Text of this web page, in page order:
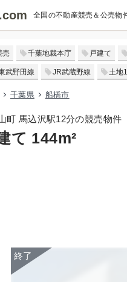
全国の不動産競売＆公売物
売 千葉地裁本庁 戸建て
武野田線 JR武蔵野線 土地
千葉県 船橋市
町 馬込沢駅12分の競売物件
て 144m²